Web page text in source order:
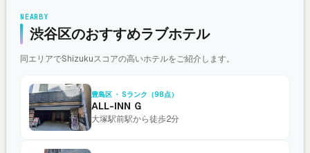
NEARBY
渋谷区のおすすめラブホテル
同エリアでShizukuスコアの高いホテルをご紹介します。
豊島区 ・ Sランク（98点）
ALL-INN Ｇ
大塚駅前駅から徒歩2分